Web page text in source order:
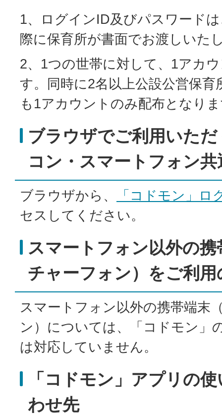
1、ログインID及びパスワード
際に保育所が書面でお渡しいた
2、1つの世帯に対して、1アカ
す。同時に2名以上公設公営保育
も1アカウントのみ配布となり
ブラウザでご利用いた
コン・スマートフォン共
ブラウザから、
「コドモン」ロ
セスしてください。
スマートフォン以外の
チャーフォン）をご利
スマートフォン以外の携帯端末
ン）については、「コドモン」
は対応していません。
「コドモン」アプリの
わせ先